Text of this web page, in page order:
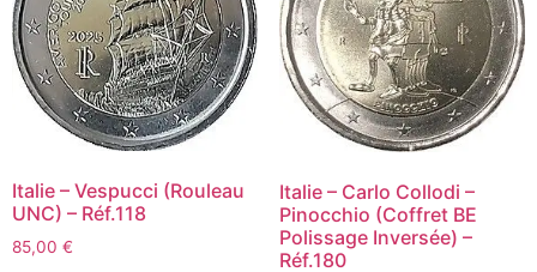
Italie – Vespucci (Rouleau
UNC) – Réf.118
85,00 €
Italie – Carlo Collodi –
Pinocchio (Coffret BE
Polissage Inversée) –
Réf.180